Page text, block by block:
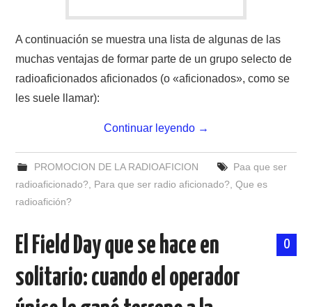
SOTA Y POTA
WAVELOG
AUTENTIFICACIÓN DE MIEMBROS DEL
MUMLA APP ( MUY FÁCIL )
A continuación se muestra una lista de algunas de las
muchas ventajas de formar parte de un grupo selecto de
radioaficionados aficionados (o «aficionados», como se
les suele llamar):
Continuar leyendo →
PROMOCION DE LA RADIOAFICION
Paa que ser
radioaficionado?, Para que ser radio aficionado?,Que es
radioafición?
0
El Field Day que se hace en
solitario: cuando el operador